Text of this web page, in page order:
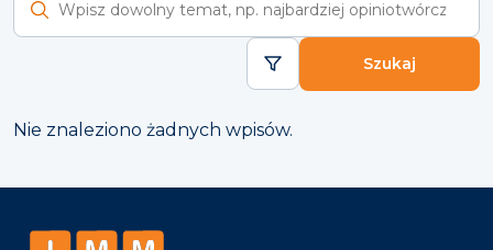
Szukaj
Nie znaleziono żadnych wpisów.